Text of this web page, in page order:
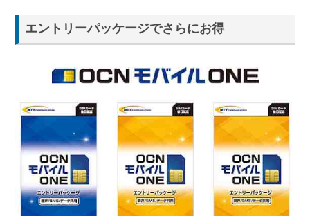
エントリーパッケージでさらにお得